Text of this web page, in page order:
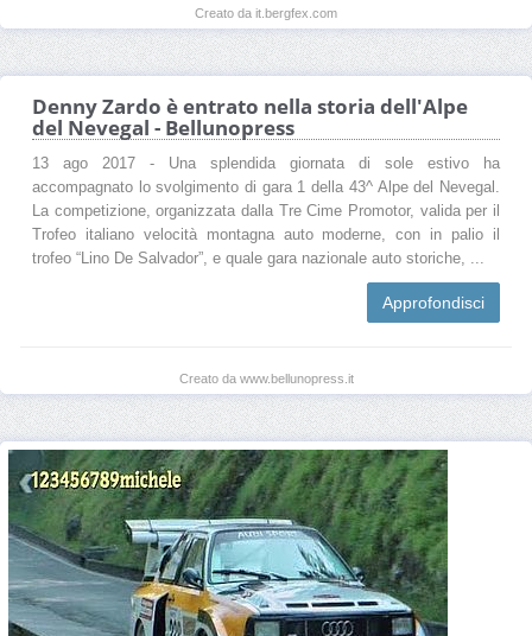
Creato da it.bergfex.com
Denny Zardo è entrato nella storia dell'Alpe
del Nevegal - Bellunopress
13 ago 2017 - Una splendida giornata di sole estivo ha
accompagnato lo svolgimento di gara 1 della 43^ Alpe del Nevegal.
La competizione, organizzata dalla Tre Cime Promotor, valida per il
Trofeo italiano velocità montagna auto moderne, con in palio il
trofeo “Lino De Salvador”, e quale gara nazionale auto storiche, ...
Approfondisci
Creato da www.bellunopress.it